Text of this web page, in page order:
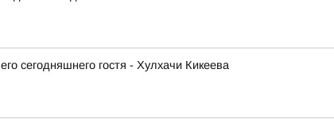
сегодняшнего гостя - Хулхачи Кикеева